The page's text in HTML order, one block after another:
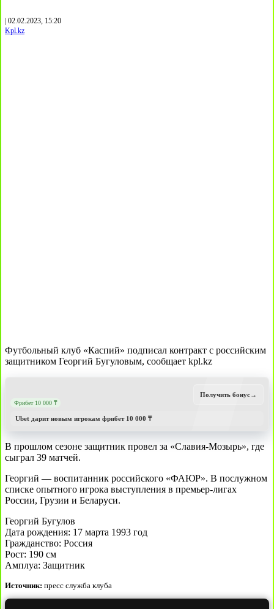
| 02.02.2023, 15:20
Kpl.kz
Футбольный клуб «Каспий» подписал контракт с российским
защитником Георгий Бугуловым, сообщает kpl.kz
Фрибет 10 000 ₸
Ubet дарит новым игрокам фрибет 10 000 ₸
Получить бонус→
В прошлом сезоне защитник провел за «Славия-Мозырь», где
сыграл 39 матчей.
Георгий — воспитанник российского «ФАЮР». В послужном
списке опытного игрока выступления в премьер-лигах
России, Грузии и Беларуси.
Георгий Бугулов
Дата рождения: 17 марта 1993 год
Гражданство: Россия
Рост: 190 см
Амплуа: Защитник
Источник: пресс служба клуба